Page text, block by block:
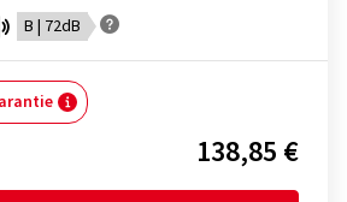
B | 72dB
138,85 €